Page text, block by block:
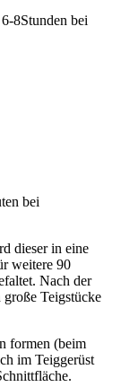
bei
bei
dieser in eine
weitere 90
Nach der
Teigstücke
formen (beim
im Teiggerüst